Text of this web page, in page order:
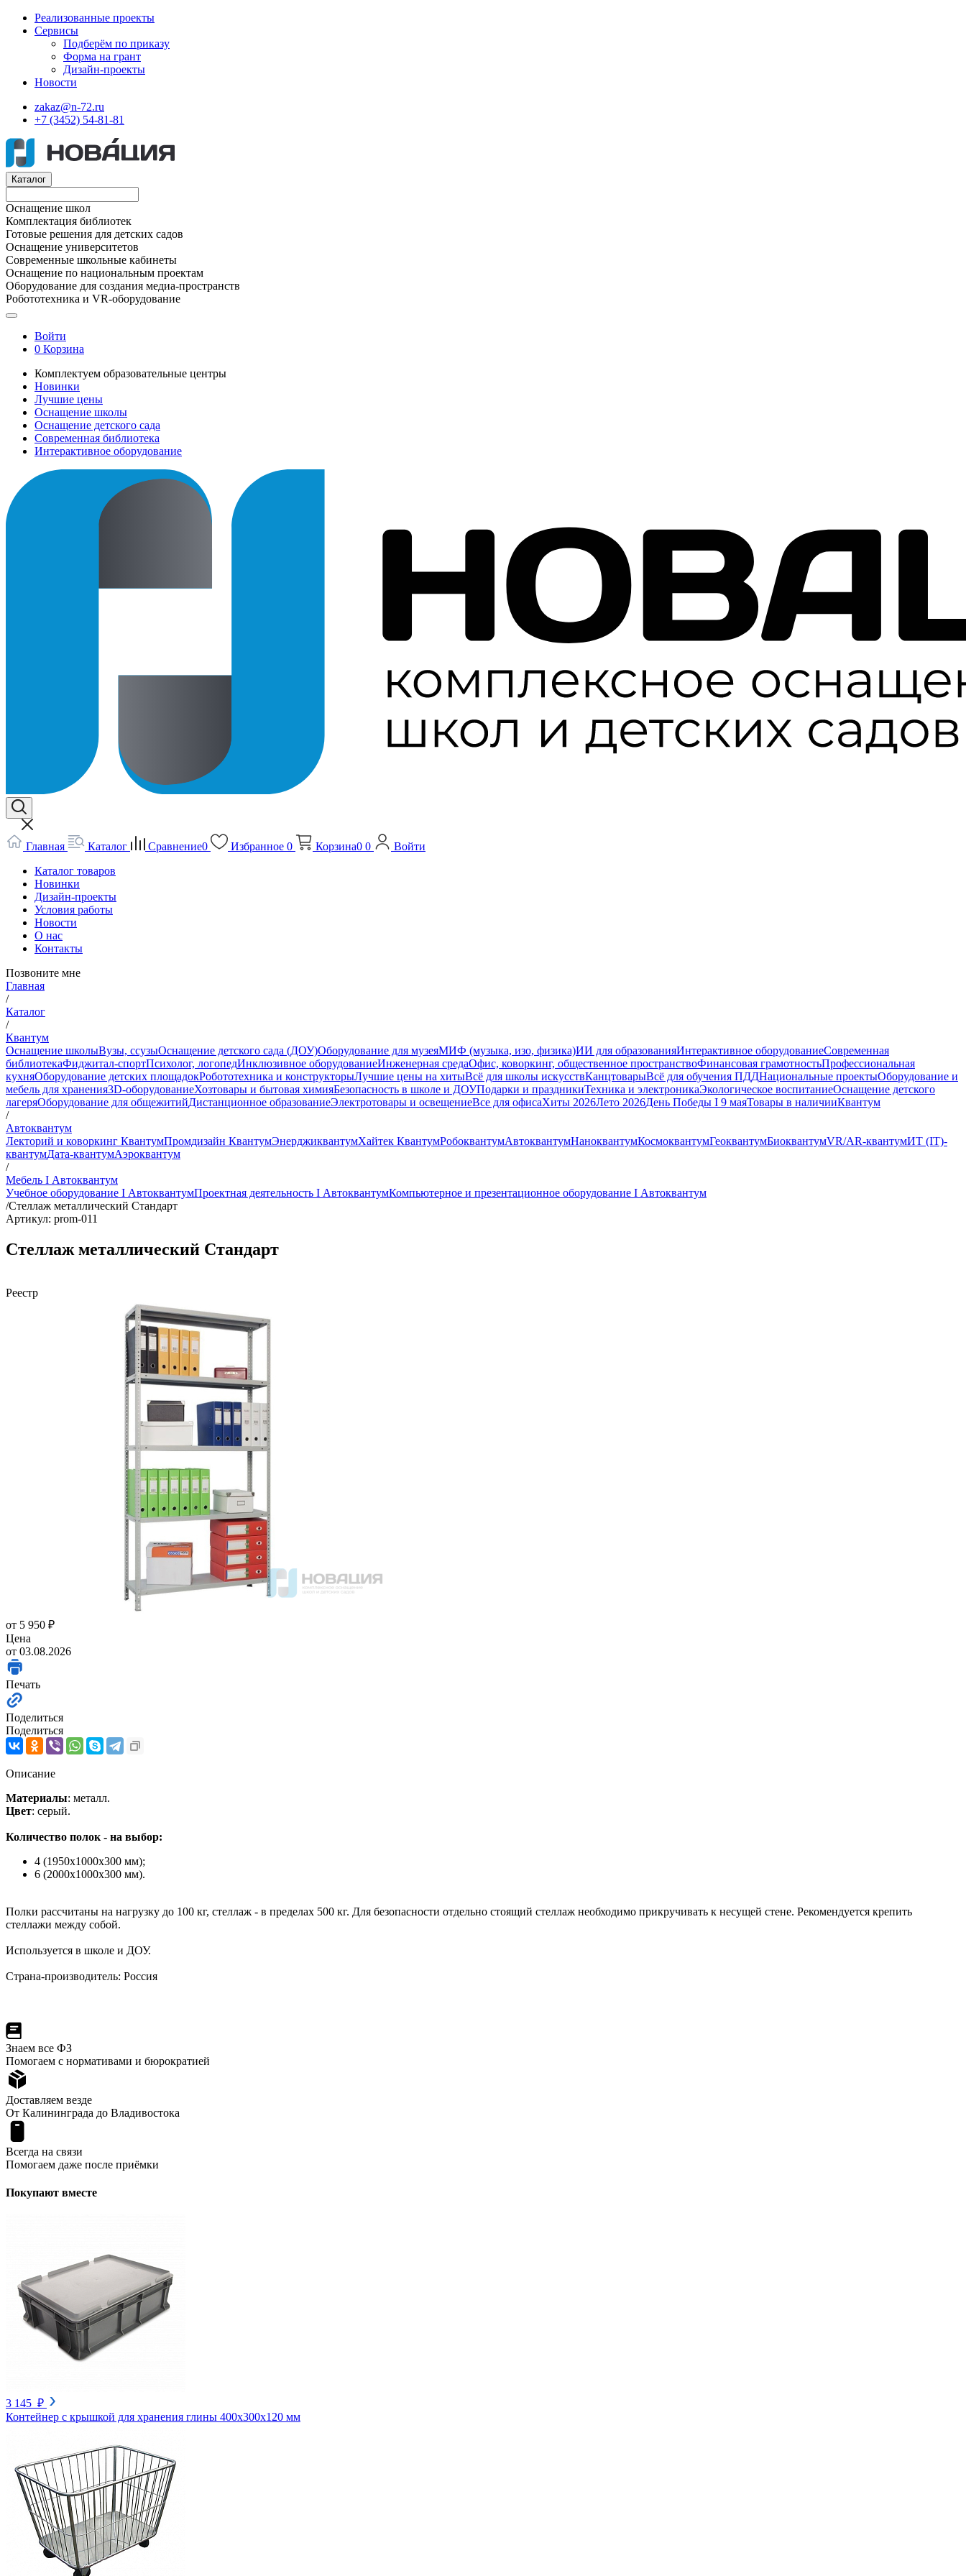
Реализованные проекты
Сервисы
Подберём по приказу
Форма на грант
Дизайн-проекты
Новости
zakaz@n-72.ru
+7 (3452) 54-81-81
Каталог
Оснащение школ
Комплектация библиотек
Готовые решения для детских садов
Оснащение университетов
Современные школьные кабинеты
Оснащение по национальным проектам
Оборудование для создания медиа-пространств
Робототехника и VR-оборудование
Войти
0 Корзина
Комплектуем образовательные центры
Новинки
Лучшие цены
Оснащение школы
Оснащение детского сада
Современная библиотека
Интерактивное оборудование
Главная Каталог Сравнение0 Избранное 0 Корзина0 0
Войти
Каталог товаров
Новинки
Дизайн-проекты
Условия работы
Новости
О нас
Контакты
Позвоните мне
Главная
/
Каталог
/
Квантум
Оснащение школыВузы, ссузыОснащение детского сада (ДОУ)Оборудование для музеяМИФ (музыка, изо, физика)ИИ для образованияИнтерактивное оборудованиеСовременная
библиотекаФиджитал-спортПсихолог, логопедИнклюзивное оборудованиеИнженерная средаОфис, коворкинг, общественное пространствоФинансовая грамотностьПрофессиональная
кухняОборудование детских площадокРобототехника и конструкторыЛучшие цены на хитыВсё для школы искусствКанцтоварыВсё для обучения ПДДНациональные проектыОборудование и
мебель для хранения3D-оборудованиеХозтовары и бытовая химияБезопасность в школе и ДОУПодарки и праздникиТехника и электроникаЭкологическое воспитаниеОснащение детского
лагеряОборудование для общежитийДистанционное образованиеЭлектротовары и освещениеВсе для офисаХиты 2026Лето 2026День Победы I 9 маяТовары в наличииКвантум
/
Автоквантум
Лекторий и коворкинг КвантумПромдизайн КвантумЭнерджиквантумХайтек КвантумРобоквантумАвтоквантумНаноквантумКосмоквантумГеоквантумБиоквантумVR/AR-квантумИТ (IT)-
квантумДата-квантумАэроквантум
/
Мебель I Автоквантум
Учебное оборудование I АвтоквантумПроектная деятельность I АвтоквантумКомпьютерное и презентационное оборудование I Автоквантум
/Стеллаж металлический Стандарт
Артикул: prom-011
Стеллаж металлический Стандарт
Реестр
от 5 950 ₽
Цена
от 03.08.2026
Печать
Поделиться
Поделиться
Описание
Материалы: металл.
Цвет: серый.
Количество полок - на выбор:
4 (1950x1000x300 мм);
6 (2000x1000x300 мм).
Полки рассчитаны на нагрузку до 100 кг, стеллаж - в пределах 500 кг. Для безопасности отдельно стоящий стеллаж необходимо прикручивать к несущей стене. Рекомендуется крепить
стеллажи между собой.
Используется в школе и ДОУ.
Страна-производитель: Россия
Знаем все ФЗ
Помогаем с нормативами и бюрократией
Доставляем везде
От Калининграда до Владивостока
Всегда на связи
Помогаем даже после приёмки
Покупают вместе
3 145 ₽
Контейнер с крышкой для хранения глины 400х300х120 мм